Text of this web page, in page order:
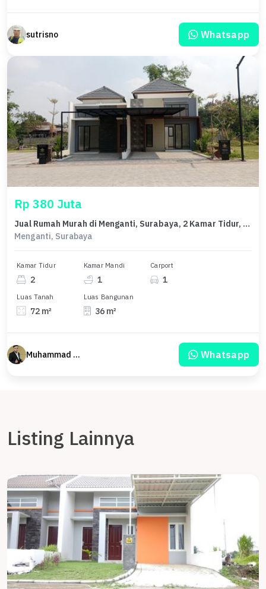
sutrisno Whatsapp
Rp 380 Juta
Jual Rumah Murah di Menganti, Surabaya, 2 Kamar Tidur, Penawaran Terbaik
Menganti, Surabaya
Kamar Tidur
2
Kamar Mandi
1
Carport
1
Luas Tanah
72 m²
Luas Bangunan
36 m²
Muhammad Mahrus Whatsapp
Listing Lainnya